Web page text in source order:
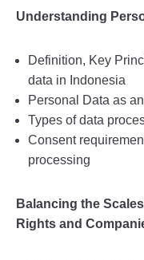
Understanding
Definition, Key
data in Indonesia
Personal Data as
Types of data
Consent
processing
Balancing the
Rights and